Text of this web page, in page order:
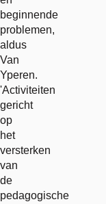
beginnende
problemen,
aldus
Van
Yperen.
'Activiteiten
gericht
op
het
versterken
van
de
pedagogische